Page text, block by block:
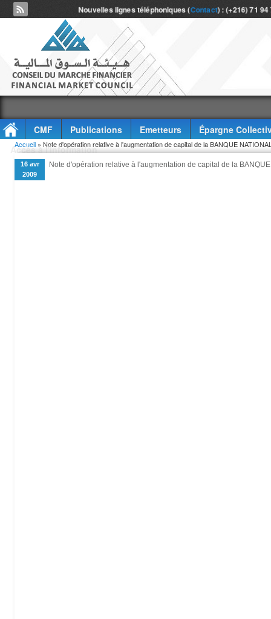
Nouvelles lignes téléphoniques (Contact) : (+216) 71
CMF Publications Emetteurs
Épargne
Accès à l'information
Vous êtes ici
Accueil » Note d'opération relative à l'augmentation de capital de la BANQUE
16 avr
2009
Note d'opération relative à l'augmentation de capital de la